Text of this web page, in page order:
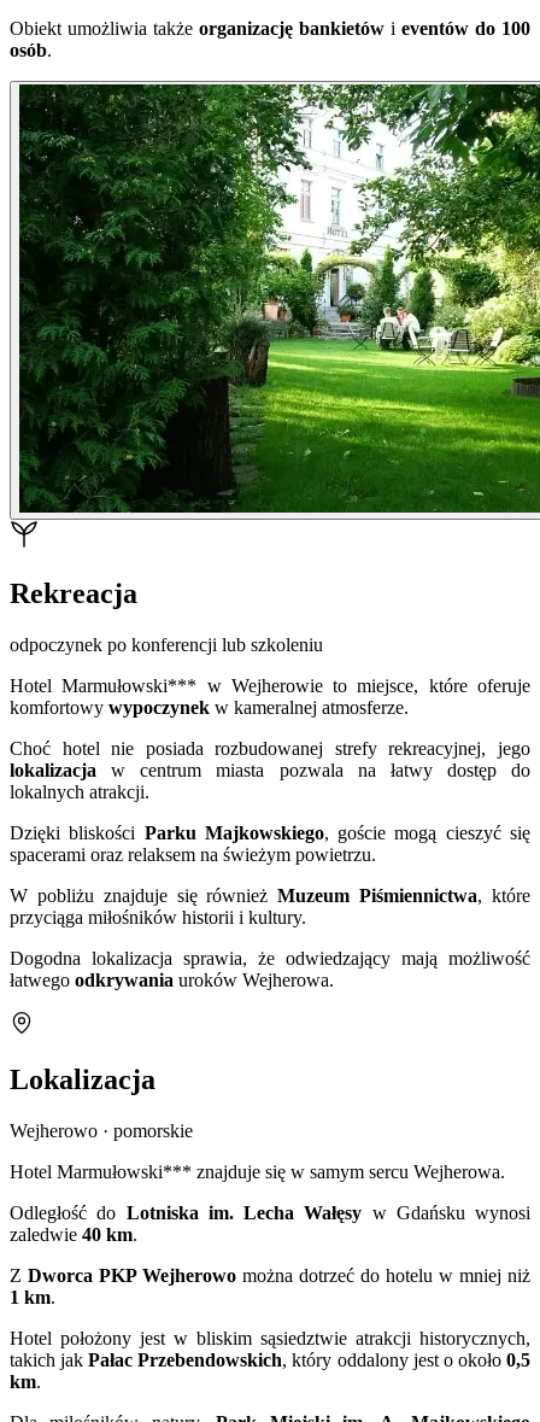
Obiekt umożliwia także organizację bankietów i eventów do 100
osób.
Rekreacja
odpoczynek po konferencji lub szkoleniu
Hotel Marmułowski*** w Wejherowie to miejsce, które oferuje
komfortowy wypoczynek w kameralnej atmosferze.
Choć hotel nie posiada rozbudowanej strefy rekreacyjnej, jego
lokalizacja w centrum miasta pozwala na łatwy dostęp do
lokalnych atrakcji.
Dzięki bliskości Parku Majkowskiego, goście mogą cieszyć się
spacerami oraz relaksem na świeżym powietrzu.
W pobliżu znajduje się równieżMuzeum Piśmiennictwa, które
przyciąga miłośników historii i kultury.
Dogodna lokalizacja sprawia, że odwiedzający mają możliwość
łatwego odkrywania uroków Wejherowa.
Lokalizacja
Wejherowo · pomorskie
Hotel Marmułowski*** znajduje się w samym sercu Wejherowa.
Odległość do Lotniska im. Lecha Wałęsy w Gdańsku wynosi
zaledwie 40 km.
Z Dworca PKP Wejherowo można dotrzeć do hotelu w mniej niż
1 km.
Hotel położony jest w bliskim sąsiedztwie atrakcji historycznych,
takich jakPałac Przebendowskich, który oddalony jest o około0,5
km.